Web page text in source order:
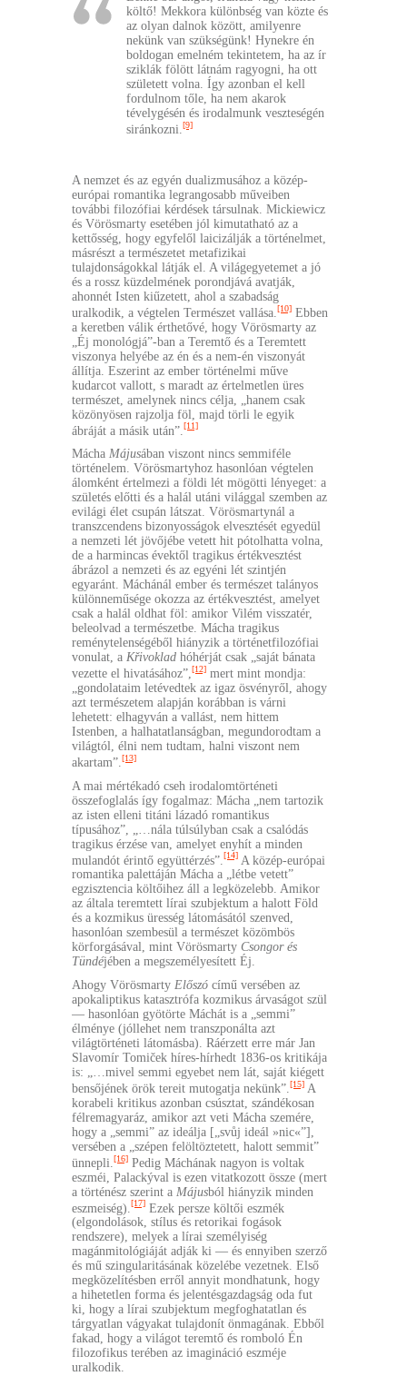
költő! Mekkora különbség van közte és
az olyan dalnok között, amilyenre
nekünk van szükségünk! Hynekre én
boldogan emelném tekintetem, ha az ír
sziklák fölött látnám ragyogni, ha ott
született volna. Így azonban el kell
fordulnom tőle, ha nem akarok
tévelygésén és irodalmunk veszteségén
siránkozni. [9]
A nemzet és az egyén dualizmusához a közép-
európai romantika legrangosabb műveiben
további filozófiai kérdések társulnak. Mickiewicz
és Vörösmarty esetében jól kimutatható az a
kettősség, hogy egyfelől laicizálják a történelmet,
másrészt a természetet metafizikai
tulajdonságokkal látják el. A világegyetemet a jó
és a rossz küzdelmének porondjává avatják,
ahonnét Isten kiűzetett, ahol a szabadság
uralkodik, a végtelen Természet vallása. [10] Ebben
a keretben válik érthetővé, hogy Vörösmarty az
„Éj monológjá”-ban a Teremtő és a Teremtett
viszonya helyébe az én és a nem-én viszonyát
állítja. Eszerint az ember történelmi műve
kudarcot vallott, s maradt az értelmetlen üres
természet, amelynek nincs célja, „hanem csak
közönyösen rajzolja föl, majd törli le egyik
ábráját a másik után”. [11]
Mácha Májusában viszont nincs semmiféle
történelem. Vörösmartyhoz hasonlóan végtelen
álomként értelmezi a földi lét mögötti lényeget: a
születés előtti és a halál utáni világgal szemben az
evilági élet csupán látszat. Vörösmartynál a
transzcendens bizonyosságok elvesztését egyedül
a nemzeti lét jövőjébe vetett hit pótolhatta volna,
de a harmincas évektől tragikus értékvesztést
ábrázol a nemzeti és az egyéni lét szintjén
egyaránt. Máchánál ember és természet talányos
különneműsége okozza az értékvesztést, amelyet
csak a halál oldhat föl: amikor Vilém visszatér,
beleolvad a természetbe. Mácha tragikus
reménytelenségéből hiányzik a történetfilozófiai
vonulat, a Křivoklad hóhérját csak „saját bánata
vezette el hivatásához”, [12] mert mint mondja:
„gondolataim letévedtek az igaz ösvényről, ahogy
azt természetem alapján korábban is várni
lehetett: elhagyván a vallást, nem hittem
Istenben, a halhatatlanságban, megundorodtam a
világtól, élni nem tudtam, halni viszont nem
akartam”. [13]
A mai mértékadó cseh irodalomtörténeti
összefoglalás így fogalmaz: Mácha „nem tartozik
az isten elleni titáni lázadó romantikus
típusához”, „…nála túlsúlyban csak a csalódás
tragikus érzése van, amelyet enyhít a minden
mulandót érintő együttérzés”. [14] A közép-európai
romantika palettáján Mácha a „létbe vetett”
egzisztencia költőihez áll a legközelebb. Amikor
az általa teremtett lírai szubjektum a halott Föld
és a kozmikus üresség látomásától szenved,
hasonlóan szembesül a természet közömbös
körforgásával, mint Vörösmarty Csongor és
Tündéjében a megszemélyesített Éj.
Ahogy Vörösmarty Előszó című versében az
apokaliptikus katasztrófa kozmikus árvaságot szül
— hasonlóan gyötörte Máchát is a „semmi”
élménye (jóllehet nem transzponálta azt
világtörténeti látomásba). Ráérzett erre már Jan
Slavomír Tomiček híres-hírhedt 1836-os kritikája
is: „…mivel semmi egyebet nem lát, saját kiégett
bensőjének örök tereit mutogatja nekünk”. [15] A
korabeli kritikus azonban csúsztat, szándékosan
félremagyaráz, amikor azt veti Mácha szemére,
hogy a „semmi” az ideálja [„svůj ideál »nic«”],
versében a „szépen felöltöztetett, halott semmit”
ünnepli. [16] Pedig Máchának nagyon is voltak
eszméi, Palackýval is ezen vitatkozott össze (mert
a történész szerint a Májusból hiányzik minden
eszmeiség). [17] Ezek persze költői eszmék
(elgondolások, stílus és retorikai fogások
rendszere), melyek a lírai személyiség
magánmitológiáját adják ki — és ennyiben szerző
és mű szingularitásának közelébe vezetnek. Első
megközelítésben erről annyit mondhatunk, hogy
a hihetetlen forma és jelentésgazdagság oda fut
ki, hogy a lírai szubjektum megfoghatatlan és
tárgyatlan vágyakat tulajdonít önmagának. Ebből
fakad, hogy a világot teremtő és romboló Én
filozofikus terében az imagináció eszméje
uralkodik.